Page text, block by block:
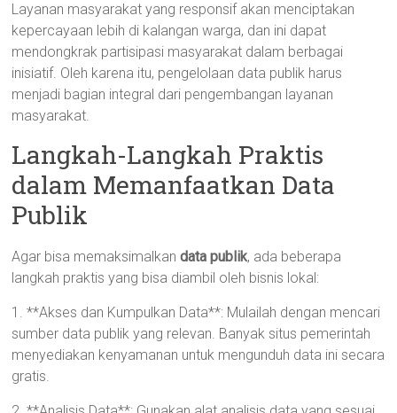
Layanan masyarakat yang responsif akan menciptakan
kepercayaan lebih di kalangan warga, dan ini dapat
mendongkrak partisipasi masyarakat dalam berbagai
inisiatif. Oleh karena itu, pengelolaan data publik harus
menjadi bagian integral dari pengembangan layanan
masyarakat.
Langkah-Langkah Praktis
dalam Memanfaatkan Data
Publik
Agar bisa memaksimalkandata publik, ada beberapa
langkah praktis yang bisa diambil oleh bisnis lokal:
1. **Akses dan Kumpulkan Data**: Mulailah dengan mencari
sumber data publik yang relevan. Banyak situs pemerintah
menyediakan kenyamanan untuk mengunduh data ini secara
gratis.